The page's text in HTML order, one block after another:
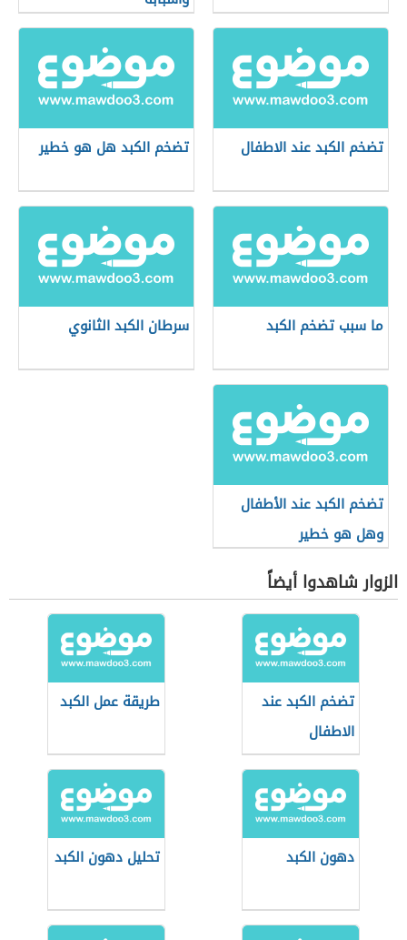
تضخم الكبد عند الاطفال تضخم الكبد هل هو خطير
ما سبب تضخم الكبد سرطان الكبد الثانوي
تضخم الكبد عند الأطفال
وهل هو خطير
الزوار شاهدوا أيضاً
تضخم الكبد عند
الاطفال
طريقة عمل الكبد
دهون الكبد تحليل دهون الكبد